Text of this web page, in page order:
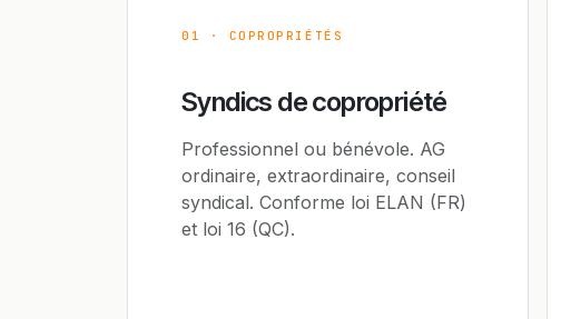
01 · COPROPRIÉTÉS
Syndics de copropriété
Professionnel ou bénévole. AG
ordinaire, extraordinaire, conseil
syndical. Conforme loi ELAN (FR)
et loi 16 (QC).